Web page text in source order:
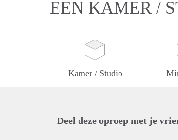
EEN KAMER /
Kamer / Studio
Deel deze oproep met je